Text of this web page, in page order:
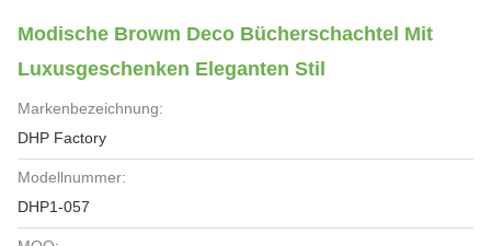
Modische Browm Deco Bücherschachtel Mit
Luxusgeschenken Eleganten Stil
Markenbezeichnung:
DHP Factory
Modellnummer:
DHP1-057